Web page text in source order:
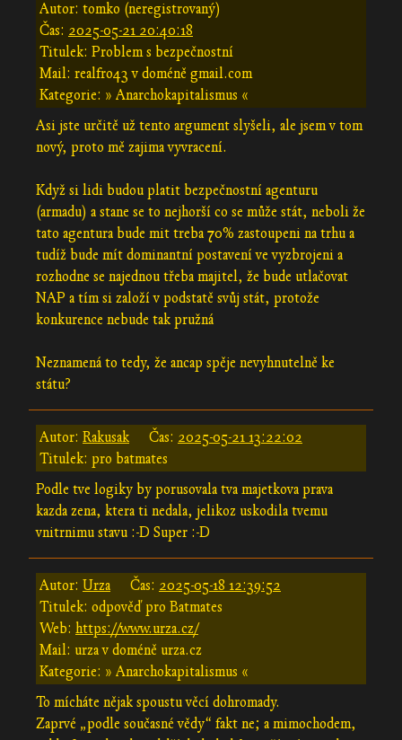
Autor: tomko (neregistrovaný)
Čas: 2025-05-21 20:40:18
Titulek: Problem s bezpečnostní
Mail: realfro43 v doméně gmail.com
Kategorie: » Anarchokapitalismus «
Asi jste určitě už tento argument slyšeli, ale jsem v tom
nový, proto mě zajima vyvracení.
Když si lidi budou platit bezpečnostní agenturu
(armadu) a stane se to nejhorší co se může stát, neboli že
tato agentura bude mit treba 70% zastoupeni na trhu a
tudíž bude mít dominantní postavení ve vyzbrojeni a
rozhodne se najednou třeba majitel, že bude utlačovat
NAP a tím si založí v podstatě svůj stát, protože
konkurence nebude tak pružná
Neznamená to tedy, že ancap spěje nevyhnutelně ke
státu?
Autor: Rakusak Čas: 2025-05-21 13:22:02
Titulek: pro batmates
Podle tve logiky by porusovala tva majetkova prava
kazda zena, ktera ti nedala, jelikoz uskodila tvemu
vnitrnimu stavu :-D Super :-D
Autor: Urza Čas: 2025-05-18 12:39:52
Titulek: odpověď pro Batmates
Web: https://www.urza.cz/
Mail: urza v doméně urza.cz
Kategorie: » Anarchokapitalismus «
To mícháte nějak spoustu věcí dohromady.
Zaprvé „podle současné vědy“ fakt ne; a mimochodem,